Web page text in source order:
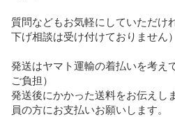
質問などもお気軽にしていただけ
下げ相談は受け付けておりません）
発送はヤマト運輸の着払いを考え
ご負担）
発送後にかかった送料をお伝えし
員の方にお支払いお願いします。